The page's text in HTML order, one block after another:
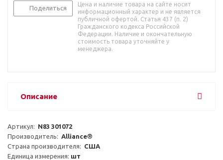
Поделиться
Цена и наличие товара на сайте носит
информационный характер и не является
публичной офертой. Статья 437 (п. 2)
Гражданского кодекса Российской
Федерации. Наличие и окончательную
стоимость товара уточняйте у
менеджера.
Описание
Артикул: N83 301072
Производитель: Alliance®
Страна производителя: США
Единица измерения: шт